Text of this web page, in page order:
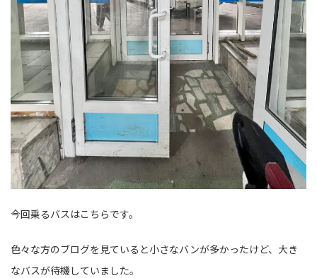
今回乗るバスはこちらです。
色々な方のブログを見ていると小さなバンが多かったけど、大き
なバスが待機していました。